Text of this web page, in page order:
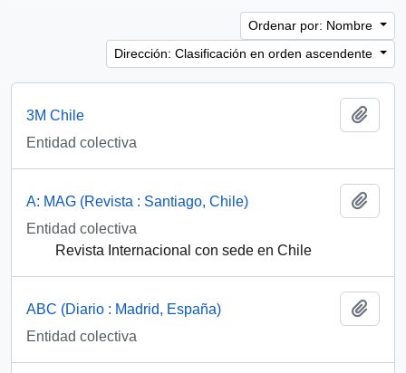
Ordenar por: Nombre
Dirección: Clasificación en orden ascendente
3M Chile
Entidad colectiva
A: MAG (Revista : Santiago, Chile)
Entidad colectiva
Revista Internacional con sede en Chile
ABC (Diario : Madrid, España)
Entidad colectiva